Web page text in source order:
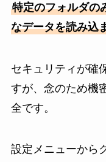
特定のフォルダの
なデータを読み込
セキュリティが確
すが、念のため機
全です。
設定メニューから